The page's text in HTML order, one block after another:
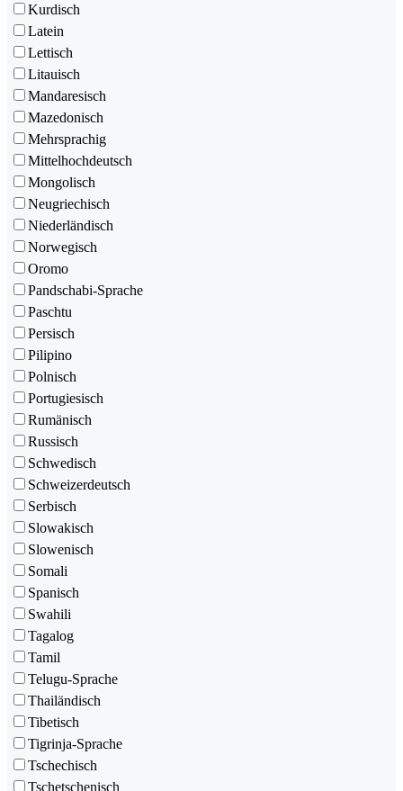
Kurdisch
Latein
Lettisch
Litauisch
Mandaresisch
Mazedonisch
Mehrsprachig
Mittelhochdeutsch
Mongolisch
Neugriechisch
Niederländisch
Norwegisch
Oromo
Pandschabi-Sprache
Paschtu
Persisch
Pilipino
Polnisch
Portugiesisch
Rumänisch
Russisch
Schwedisch
Schweizerdeutsch
Serbisch
Slowakisch
Slowenisch
Somali
Spanisch
Swahili
Tagalog
Tamil
Telugu-Sprache
Thailändisch
Tibetisch
Tigrinja-Sprache
Tschechisch
Tschetschenisch